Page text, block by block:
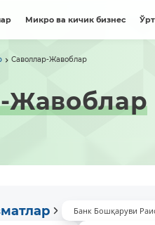
Микро ва кичик бизнес
Саволлар-Жавоблар
Жавоблар
Банк Бошқаруви